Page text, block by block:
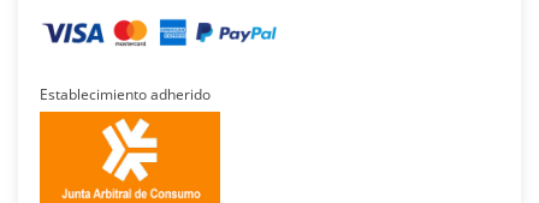
Establecimiento adherido